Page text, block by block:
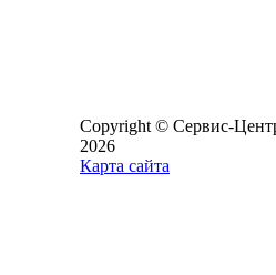
Copyright © Сервис-
2026
Карта сайта